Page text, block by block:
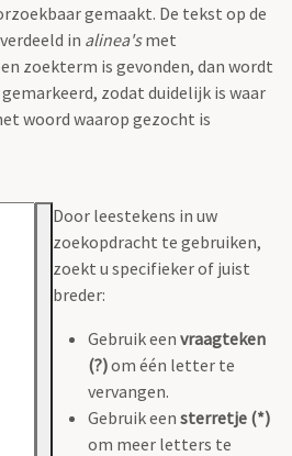
gemaakt. De tekst op de
in alinea'smet
zoekterm is gevonden, dan wordt
zodat duidelijk is waar
woord waarop gezocht is
Door leestekens in uw
zoekopdracht te gebruiken,
zoekt u specifieker of juist
breder:
Gebruik een vraagteken
(?)om één letter te
vervangen.
Gebruik een sterretje (*)
om meer letters te